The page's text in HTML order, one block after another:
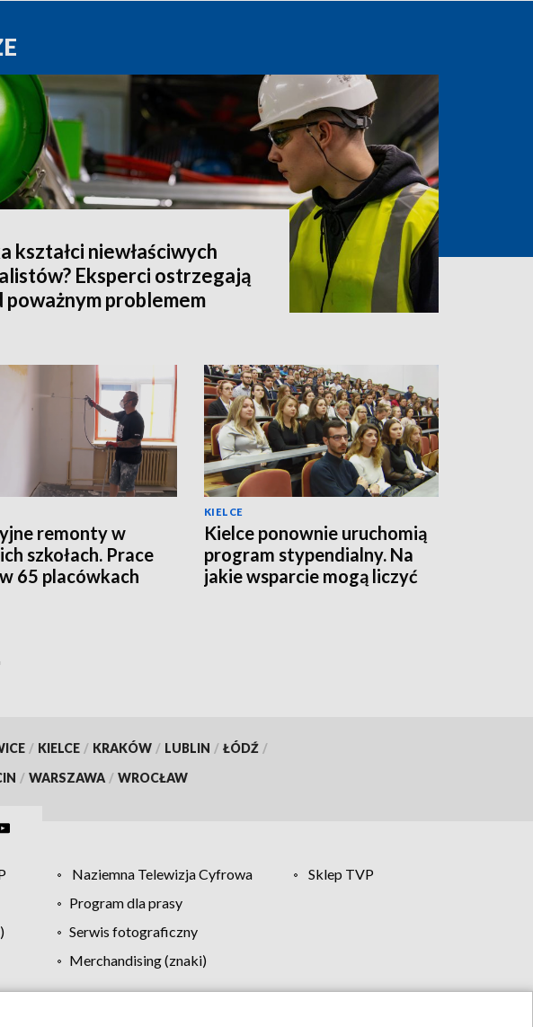
kształci niewłaściwych
Eksperci ostrzegają
poważnym problemem
remonty w
szkołach. Prace
65 placówkach
KIELCE
Kielce ponownie uruchomią
program stypendialny. Na
jakie wsparcie mogą liczyć
/ KIELCE / KRAKÓW / LUBLIN / ŁÓDŹ /
/ WARSZAWA / WROCŁAW
Naziemna Telewizja Cyfrowa
Sklep TVP
Program dla prasy
Serwis fotograficzny
Merchandising (znaki)